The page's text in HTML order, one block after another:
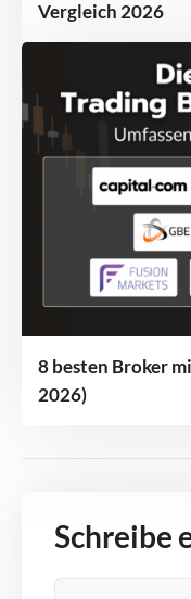
Vergleich 2026
8 besten Broker
2026)
Schreibe